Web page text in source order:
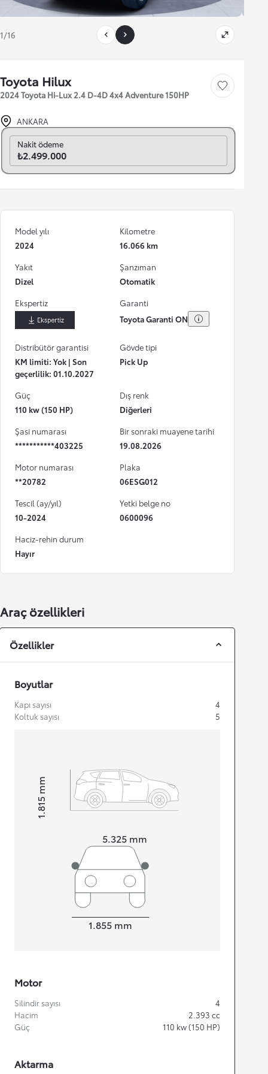
1/16
Toyota Hilux
2024 Toyota Hi-Lux 2.4 D-4D 4x4 Adventure 150HP
Save car
ANKARA
Aylık seç
Nakit ödeme
₺2.499.000
Model yılı
2024
Kilometre
16.066 km
Yakıt
Dizel
Şanzıman
Otomatik
Ekspertiz
İndir
Garanti
Toyota Garanti ON
Distribütör garantisi
KM limiti: Yok | Son
geçerlilik: 01.10.2027
Gövde tipi
Pick Up
Güç
110 kw (150 HP)
Dış renk
Diğerleri
Şasi numarası
***********403225
Bir sonraki muayene tarihi
19.08.2026
Motor numarası
**20782
Plaka
06ESG012
Tescil (ay/yıl)
10-2024
Yetki belge no
0600096
Haciz-rehin durum
Hayır
Araç özellikleri
Özellikler
Boyutlar
Kapı sayısı
4
Koltuk sayısı
5
5.325 mm
Height1.815
mm
1.855 mm
Motor
Silindir sayısı
4
Hacim
2.393 cc
Güç
110 kw (150 HP)
Aktarma